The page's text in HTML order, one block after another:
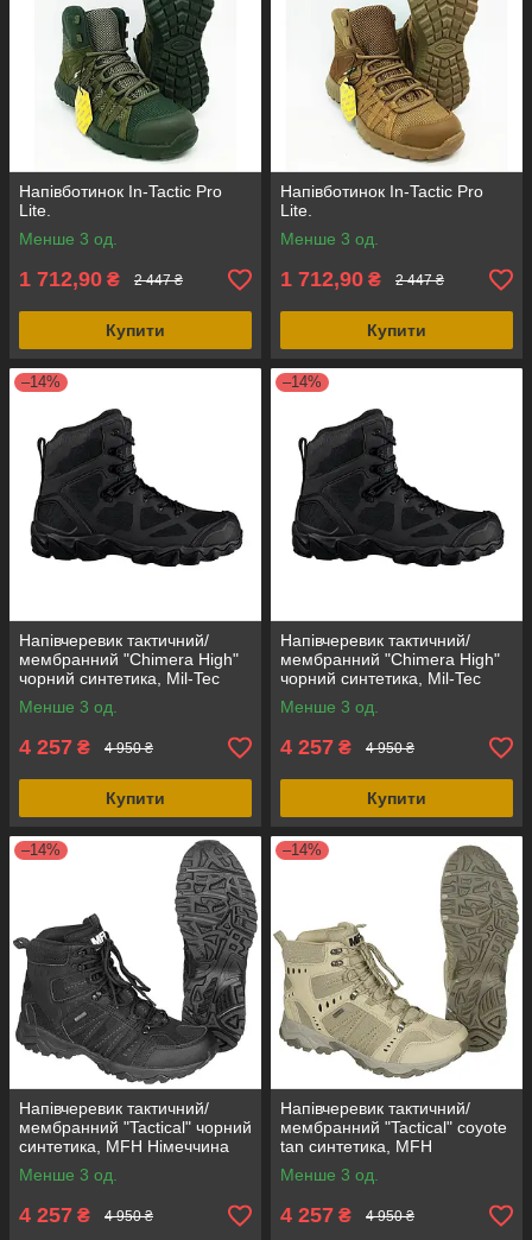
Напівботинок In-Tactic Pro
Lite.
Менше 3 од.
1 712,90 ₴ 2 447 ₴
Купити
Напівботинок In-Tactic Pro
Lite.
Менше 3 од.
1 712,90 ₴ 2 447 ₴
Купити
–14%
Напівчеревик тактичний/
мембранний "Chimera High"
чорний синтетика, Mil-Tec
Німеччина
Менше 3 од.
4 257 ₴ 4 950 ₴
Купити
–14%
Напівчеревик тактичний/
мембранний "Chimera High"
чорний синтетика, Mil-Tec
Німеччина
Менше 3 од.
4 257 ₴ 4 950 ₴
Купити
–14%
Напівчеревик тактичний/
мембранний "Tactical" чорний
синтетика, MFH Німеччина
Менше 3 од.
4 257 ₴ 4 950 ₴
–14%
Напівчеревик тактичний/
мембранний "Tactical" coyote
tan синтетика, MFH
Німеччина
Менше 3 од.
4 257 ₴ 4 950 ₴